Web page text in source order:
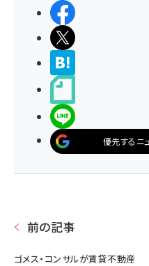
優先するニ
前の記事
ゴメス・コンサルが賃貸不動産